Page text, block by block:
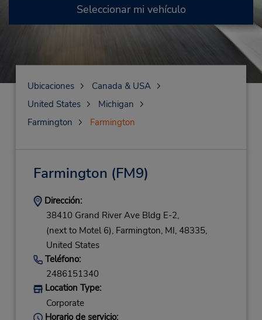
Seleccionar mi vehículo
Ubicaciones
Canada & USA
United States
Michigan
Farmington
Farmington
Farmington (FM9)
Dirección:
38410 Grand River Ave Bldg E-2,
(next to Motel 6), Farmington, MI, 48335,
United States
Teléfono:
2486151340
Location Type:
Corporate
Horario de servicio: